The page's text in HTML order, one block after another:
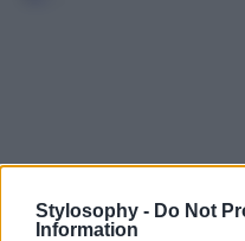
Stylosophy - Do Not
Information